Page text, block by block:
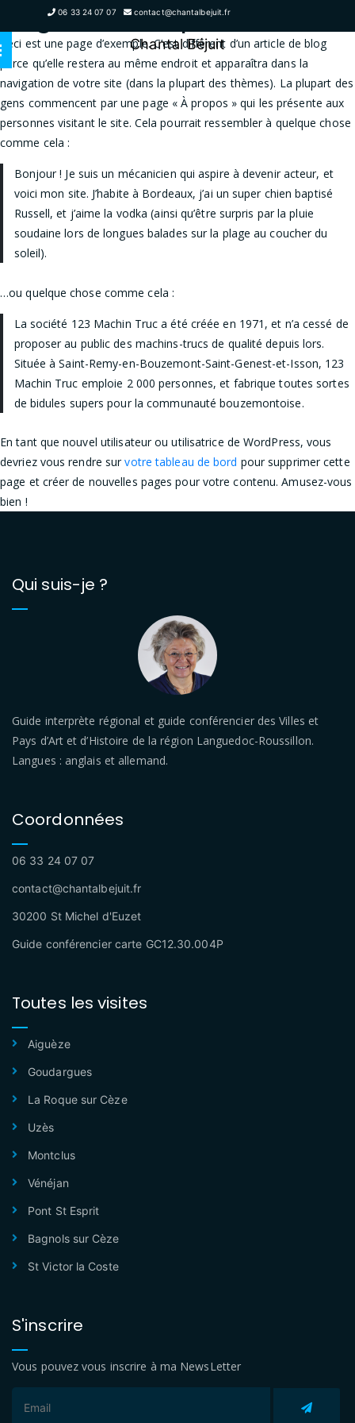
06 33 24 07 07 contact@chantalbejuit.fr
Chantal Béjuit
Page d’exemple
Ceci est une page d’exemple. C’est différent d’un article de blog
parce qu’elle restera au même endroit et apparaîtra dans la
navigation de votre site (dans la plupart des thèmes). La plupart des
gens commencent par une page « À propos » qui les présente aux
personnes visitant le site. Cela pourrait ressembler à quelque chose
comme cela :
Bonjour ! Je suis un mécanicien qui aspire à devenir acteur, et
voici mon site. J’habite à Bordeaux, j’ai un super chien baptisé
Russell, et j’aime la vodka (ainsi qu’être surpris par la pluie
soudaine lors de longues balades sur la plage au coucher du
soleil).
…ou quelque chose comme cela :
La société 123 Machin Truc a été créée en 1971, et n’a cessé de
proposer au public des machins-trucs de qualité depuis lors.
Située à Saint-Remy-en-Bouzemont-Saint-Genest-et-Isson, 123
Machin Truc emploie 2 000 personnes, et fabrique toutes sortes
de bidules supers pour la communauté bouzemontoise.
En tant que nouvel utilisateur ou utilisatrice de WordPress, vous
devriez vous rendre survotre tableau de bord pour supprimer cette
page et créer de nouvelles pages pour votre contenu. Amusez-vous
bien !
Qui suis-je ?
Guide interprète régional et guide conférencier des Villes et
Pays d’Art et d’Histoire de la région Languedoc-Roussillon.
Langues : anglais et allemand.
Coordonnées
06 33 24 07 07
contact@chantalbejuit.fr
30200 St Michel d'Euzet
Guide conférencier carte GC12.30.004P
Toutes les visites
Aiguèze
Goudargues
La Roque sur Cèze
Uzès
Montclus
Vénéjan
Pont St Esprit
Bagnols sur Cèze
St Victor la Coste
S'inscrire
Vous pouvez vous inscrire à ma NewsLetter